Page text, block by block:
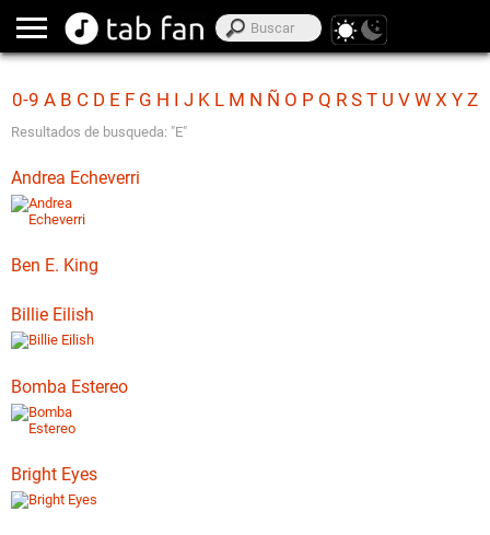
0-9 A B C D E F G H I J K L M N Ñ O P Q R S T U V W X Y Z
Resultados de busqueda: "E"
Andrea Echeverri
Ben E. King
Billie Eilish
Bomba Estereo
Bright Eyes